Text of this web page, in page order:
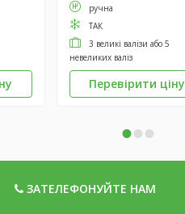
ручна
ТАК
3 великі валізи або 5
невеликих валіз
Перевірити ціну
•••
ЗАТЕЛЕФОНУЙТЕ НАМ